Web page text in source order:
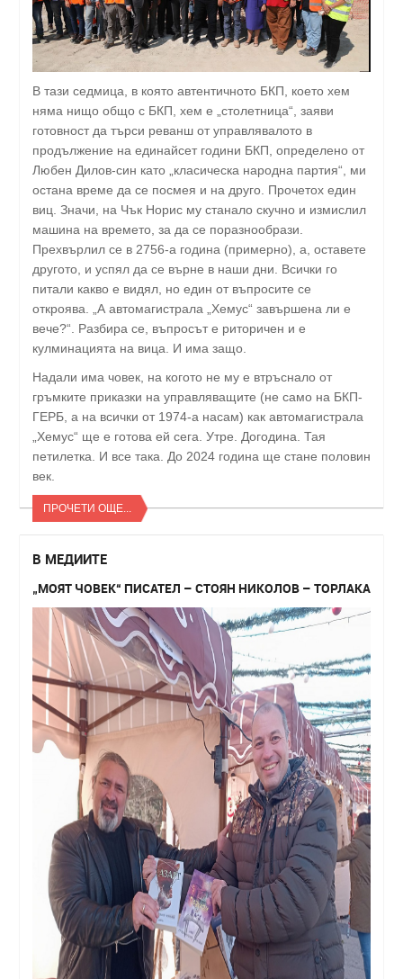
В тази седмица, в която автентичното БКП, което хем
няма нищо общо с БКП, хем е „столетница“, заяви
готовност да търси реванш от управлявалото в
продължение на единайсет години БКП, определено от
Любен Дилов-син като „класическа народна партия“, ми
остана време да се посмея и на друго. Прочетох един
виц. Значи, на Чък Норис му станало скучно и измислил
машина на времето, за да се поразнообрази.
Прехвърлил се в 2756-а година (примерно), а, оставете
другото, и успял да се върне в наши дни. Всички го
питали какво е видял, но един от въпросите се
откроява. „А автомагистрала „Хемус“ завършена ли е
вече?“. Разбира се, въпросът е риторичен и е
кулминацията на вица. И има защо.
Надали има човек, на когото не му е втръснало от
гръмките приказки на управляващите (не само на БКП-
ГЕРБ, а на всички от 1974-а насам) как автомагистрала
„Хемус“ ще е готова ей сега. Утре. Догодина. Тая
петилетка. И все така. До 2024 година ще стане половин
век.
ПРОЧЕТИ ОЩЕ...
В МЕДИИТЕ
„МОЯТ ЧОВЕК“ ПИСАТЕЛ – СТОЯН НИКОЛОВ – ТОРЛАКА